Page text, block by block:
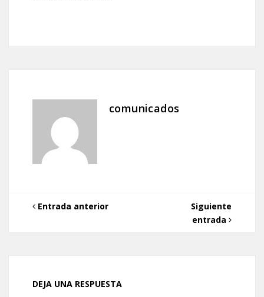
comunicados
Entrada anterior
Siguiente
entrada
DEJA UNA RESPUESTA